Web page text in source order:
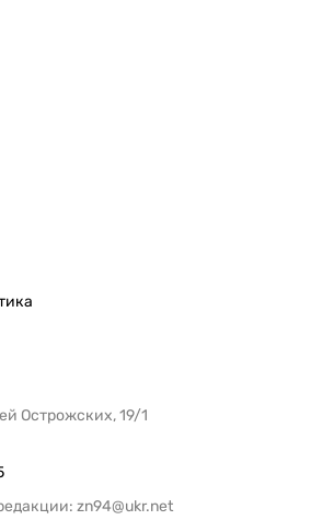
Острожских, 19/1
zn94@ukr.net